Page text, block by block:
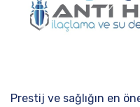
Prestij ve sağlığın en